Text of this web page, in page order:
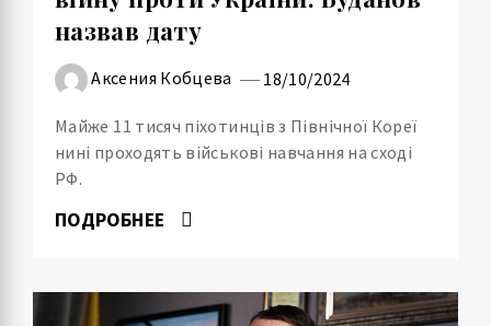
назвав дату
Аксения Кобцева 18/10/2024
Майже 11 тисяч піхотинців з Північної Кореї
нині проходять військові навчання на сході
РФ.
ПОДРОБНЕЕ